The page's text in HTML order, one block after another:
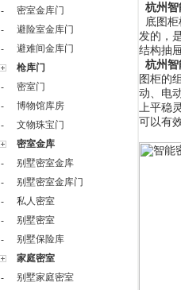
-
密室金库门
-
避险室金库门
-
避难间金库门
枪库门
-
密室门
-
博物馆库房
-
文物珠宝门
密室金库
-
别墅密室金库
-
别墅密室金库门
-
私人密室
-
别墅密室
-
别墅保险库
家庭密室
-
别墅家庭密室
杭州
底图
发的，
结构抽
杭州
图柜的
动、电
上平稳
可以有